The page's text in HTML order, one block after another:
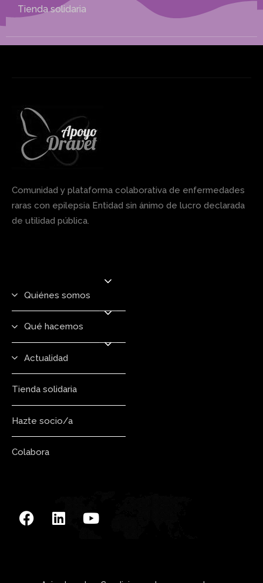
Tienda solidaria
Comunidad y plataforma colaborativa de enfermedades
raras con epilepsia Entidad sin ánimo de lucro declarada
de utilidad pública.
Quiénes somos
Qué hacemos
Actualidad
Tienda solidaria
Hazte socio/a
Colabora